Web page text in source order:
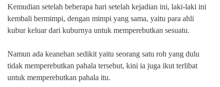
Kemudian setelah beberapa hari setelah kejadian ini, laki-laki ini
kembali bermimpi, dengan mimpi yang sama, yaitu para ahli
kubur keluar dari kuburnya untuk memperebutkan sesuatu.
Namun ada keanehan sedikit yaitu seorang satu roh yang dulu
tidak memperebutkan pahala tersebut, kini ia juga ikut terlibat
untuk memperebutkan pahala itu.